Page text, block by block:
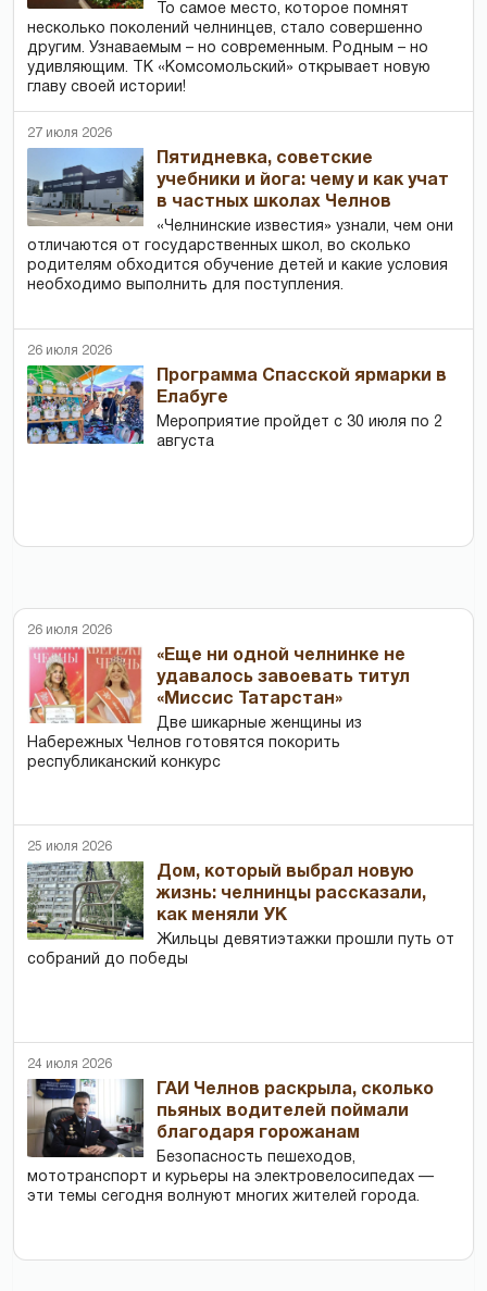
То самое место, которое помнят
несколько поколений челнинцев, стало совершенно
другим. Узнаваемым – но современным. Родным – но
удивляющим. ТК «Комсомольский» открывает новую
главу своей истории!
27 июля 2026
Пятидневка, советские
учебники и йога: чему и как учат
в частных школах Челнов
«Челнинские известия» узнали, чем они
отличаются от государственных школ, во сколько
родителям обходится обучение детей и какие условия
необходимо выполнить для поступления.
26 июля 2026
Программа Спасской ярмарки в
Елабуге
Мероприятие пройдет с 30 июля по 2
августа
26 июля 2026
«Еще ни одной челнинке не
удавалось завоевать титул
«Миссис Татарстан»
Две шикарные женщины из
Набережных Челнов готовятся покорить
республиканский конкурс
25 июля 2026
Дом, который выбрал новую
жизнь: челнинцы рассказали,
как меняли УК
Жильцы девятиэтажки прошли путь от
собраний до победы
24 июля 2026
ГАИ Челнов раскрыла, сколько
пьяных водителей поймали
благодаря горожанам
Безопасность пешеходов,
мототранспорт и курьеры на электровелосипедах —
эти темы сегодня волнуют многих жителей города.